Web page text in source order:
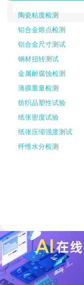
陶瓷粘度检测
铝合金熔点检测
铝合金尺寸测试
钢材扭转测试
金属耐腐蚀检测
薄膜重量检测
纺织品塑性试验
纸张密度试验
纸张压缩强度测试
纤维水分检测